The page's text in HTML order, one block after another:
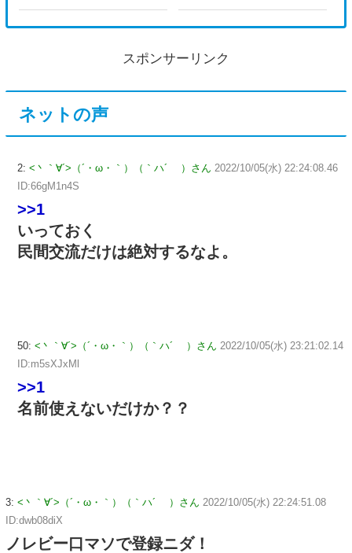
スポンサーリンク
ネットの声
2: <丶｀∀´>（´・ω・｀）（｀ハ´ ）さん 2022/10/05(水) 22:24:08.46
ID:66gM1n4S
>>1
いっておく
民間交流だけは絶対するなよ。
50: <丶｀∀´>（´・ω・｀）（｀ハ´ ）さん 2022/10/05(水) 23:21:02.14
ID:m5sXJxMl
>>1
名前使えないだけか？？
3: <丶｀∀´>（´・ω・｀）（｀ハ´ ）さん 2022/10/05(水) 22:24:51.08
ID:dwb08diX
ノレビー口マソで登録ニダ！